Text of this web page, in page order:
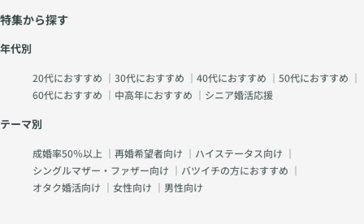
特集から探す
年代別
20代におすすめ ｜ 30代におすすめ ｜ 40代におすすめ ｜ 50代におすすめ ｜
60代におすすめ ｜ 中高年におすすめ ｜ シニア婚活応援
テーマ別
成婚率50％以上 ｜ 再婚希望者向け ｜ ハイステータス向け ｜
シングルマザー・ファザー向け ｜ バツイチの方におすすめ ｜
オタク婚活向け ｜ 女性向け ｜ 男性向け